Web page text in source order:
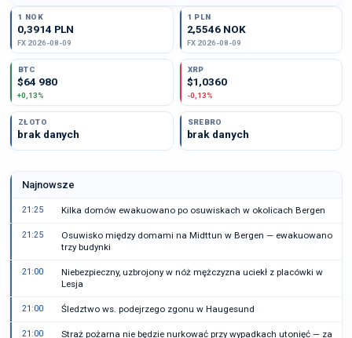
1 NOK
0,3914 PLN
FX 2026-08-09
1 PLN
2,5546 NOK
FX 2026-08-09
BTC
$64 980
+0,13%
XRP
$1,0360
-0,13%
ZŁOTO
brak danych
SREBRO
brak danych
Najnowsze
21:25 Kilka domów ewakuowano po osuwiskach w okolicach Bergen
21:25
Osuwisko między domami na Midttun w Bergen — ewakuowano
trzy budynki
21:00
Niebezpieczny, uzbrojony w nóż mężczyzna uciekł z placówki w
Lesja
21:00 Śledztwo ws. podejrzego zgonu w Haugesund
21:00 Straż pożarna nie będzie nurkować przy wypadkach utonięć — za